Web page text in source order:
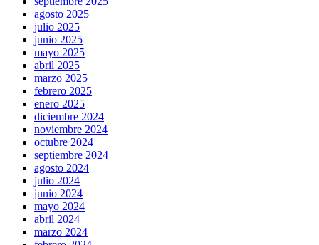
agosto 2025
julio 2025
junio 2025
mayo 2025
abril 2025
marzo 2025
febrero 2025
enero 2025
diciembre 2024
noviembre 2024
octubre 2024
septiembre 2024
agosto 2024
julio 2024
junio 2024
mayo 2024
abril 2024
marzo 2024